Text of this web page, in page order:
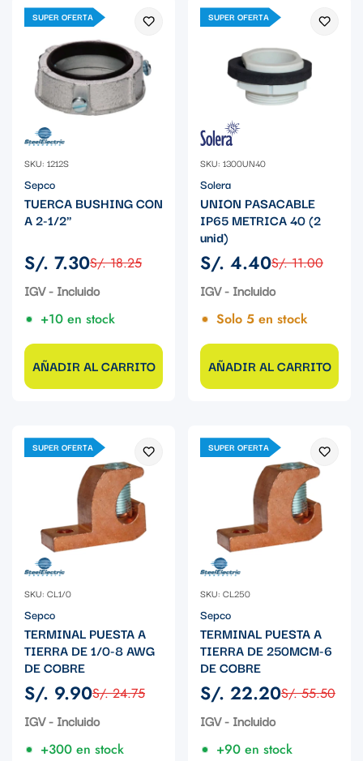
SUPER OFERTA
SKU: 1212S
Sepco
TUERCA BUSHING CON
A 2-1/2"
Precio
de
S/. 7.30
Precio
regular
S/. 18.25
IGV - Incluido
+10 en stock
AÑADIR AL CARRITO
SUPER OFERTA
SKU: 1300UN40
Solera
UNION PASACABLE
IP65 METRICA 40 (2
unid)
Precio
de
S/. 4.40
Precio
regular
S/. 11.00
IGV - Incluido
Solo 5 en stock
AÑADIR AL CARRITO
SUPER OFERTA
SKU: CL1/0
Sepco
TERMINAL PUESTA A
TIERRA DE 1/0-8 AWG
DE COBRE
Precio
de
S/. 9.90
Precio
regular
S/. 24.75
IGV - Incluido
+300 en stock
SUPER OFERTA
SKU: CL250
Sepco
TERMINAL PUESTA A
TIERRA DE 250MCM-6
DE COBRE
Precio
de
S/. 22.20
Precio
regular
S/. 55.50
IGV - Incluido
+90 en stock